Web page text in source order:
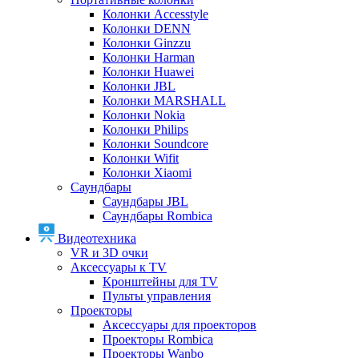
Колонки Accesstyle
Колонки DENN
Колонки Ginzzu
Колонки Harman
Колонки Huawei
Колонки JBL
Колонки MARSHALL
Колонки Nokia
Колонки Philips
Колонки Soundcore
Колонки Wifit
Колонки Xiaomi
Саундбары
Саундбары JBL
Саундбары Rombica
Видеотехника
VR и 3D очки
Аксессуары к TV
Кронштейны для TV
Пульты управления
Проекторы
Аксессуары для проекторов
Проекторы Rombica
Проекторы Wanbo